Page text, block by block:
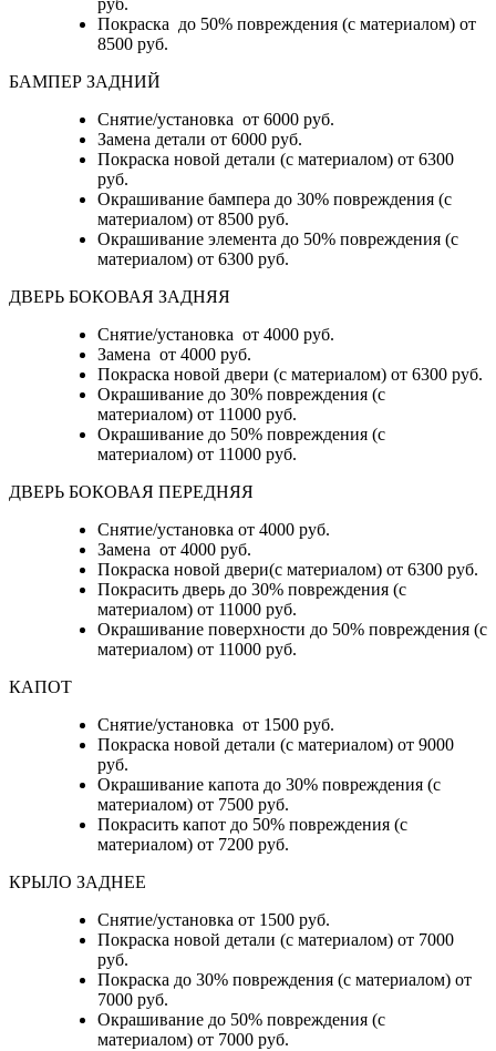
руб.
Покраска до 50% повреждения (с материалом) от
8500 руб.
БАМПЕР ЗАДНИЙ
Снятие/установка от 6000 руб.
Замена детали от 6000 руб.
Покраска новой детали (с материалом) от 6300
руб.
Окрашивание бампера до 30% повреждения (с
материалом) от 8500 руб.
Окрашивание элемента до 50% повреждения (с
материалом) от 6300 руб.
ДВЕРЬ БОКОВАЯ ЗАДНЯЯ
Снятие/установка от 4000 руб.
Замена от 4000 руб.
Покраска новой двери (с материалом) от 6300 руб.
Окрашивание до 30% повреждения (с
материалом) от 11000 руб.
Окрашивание до 50% повреждения (с
материалом) от 11000 руб.
ДВЕРЬ БОКОВАЯ ПЕРЕДНЯЯ
Снятие/установка от 4000 руб.
Замена от 4000 руб.
Покраска новой двери(с материалом) от 6300 руб.
Покрасить дверь до 30% повреждения (с
материалом) от 11000 руб.
Окрашивание поверхности до 50% повреждения (с
материалом) от 11000 руб.
КАПОТ
Снятие/установка от 1500 руб.
Покраска новой детали (с материалом) от 9000
руб.
Окрашивание капота до 30% повреждения (с
материалом) от 7500 руб.
Покрасить капот до 50% повреждения (с
материалом) от 7200 руб.
КРЫЛО ЗАДНЕЕ
Снятие/установка от 1500 руб.
Покраска новой детали (с материалом) от 7000
руб.
Покраска до 30% повреждения (с материалом) от
7000 руб.
Окрашивание до 50% повреждения (с
материалом) от 7000 руб.